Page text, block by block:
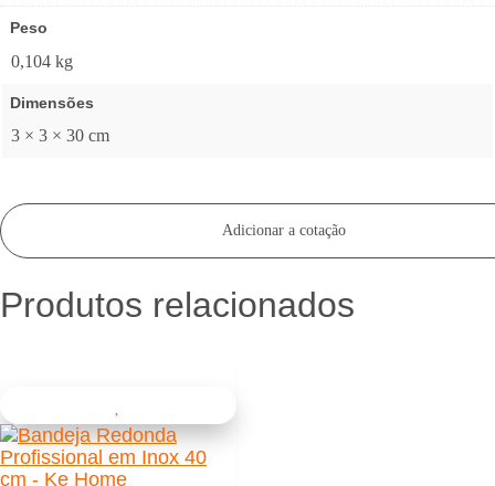
Peso
0,104 kg
Dimensões
3 × 3 × 30 cm
Adicionar a cotação
Produtos relacionados